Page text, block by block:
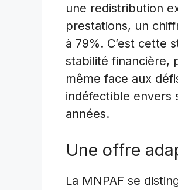
une redistribution
prestations, un
à 79%. C’est cette
stabilité financière,
même face aux
indéfectible envers
années.
Une offre
La MNPAF se